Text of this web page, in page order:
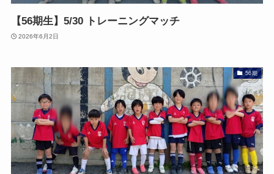
【56期生】5/30 トレーニングマッチ
2026年6月2日
56期